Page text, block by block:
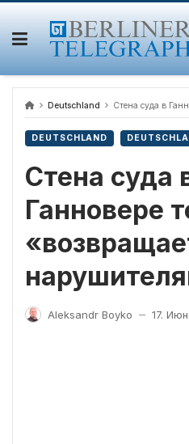
Skip
content
Deutschland Стена суда в
DEUTSCHLAND
Стена суда
Ганновере
Aleksandr Boyko — 17.